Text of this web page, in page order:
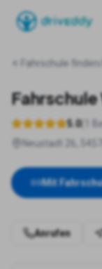
Fahrschule finden
5.0(
Neustadt 26,
Mit
Anrufen